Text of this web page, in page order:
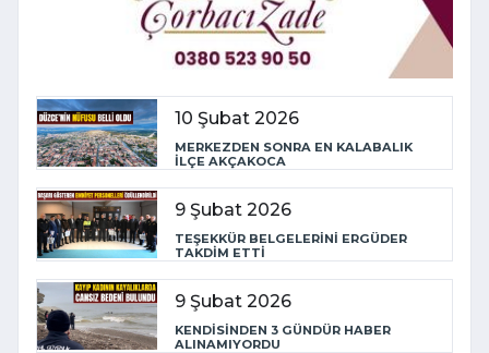
10 Şubat 2026
MERKEZDEN SONRA EN KALABALIK
İLÇE AKÇAKOCA
9 Şubat 2026
TEŞEKKÜR BELGELERİNİ ERGÜDER
TAKDİM ETTİ
9 Şubat 2026
KENDİSİNDEN 3 GÜNDÜR HABER
ALINAMIYORDU